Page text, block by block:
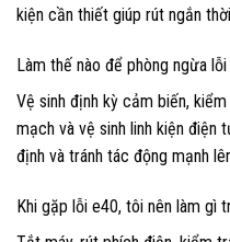
kiện cần thiết giúp rút ngắn
Làm thế nào để phòng ngừa
Vệ sinh định kỳ cảm biến,
mạch và vệ sinh linh kiện điện
định và tránh tác động mạnh
Khi gặp lỗi e40, tôi nên làm gì